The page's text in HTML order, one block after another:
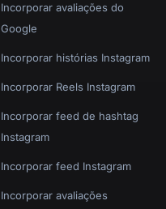
Incorporar avaliações do
Google
Incorporar histórias Instagram
Incorporar Reels Instagram
Incorporar feed de hashtag
Instagram
Incorporar feed Instagram
Incorporar avaliações